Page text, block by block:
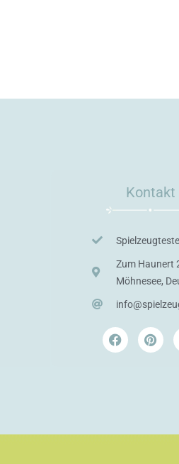
Kontakt
Zum Haunert
Möhnesee,
F
a
P
i
t